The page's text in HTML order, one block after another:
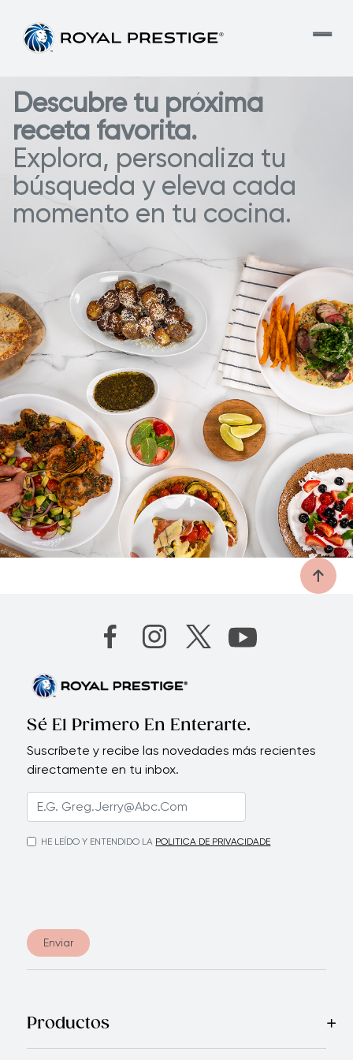
Descubre tu próxima
receta favorita.
Explora, personaliza tu
búsqueda y eleva cada
momento en tu cocina.
Sé El Primero En Enterarte.
Suscríbete y recibe las novedades más recientes
directamente en tu inbox.
HE LEÍDO Y ENTENDIDO LA POLITICA DE PRIVACIDADE
Enviar
Productos
Mas VendidosCocinaCuchillosVajillasElectrodomésticos